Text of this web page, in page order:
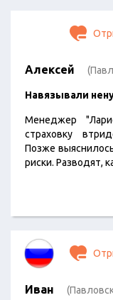
Алексей
Навязывали
Менеджер
страховку
Позже
риски. Разводят,
Иван